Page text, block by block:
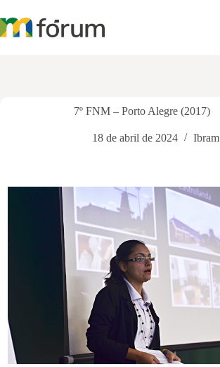
para
o
7º FNM – Porto Alegre (2017)
18 de abril de 2024 Ibram